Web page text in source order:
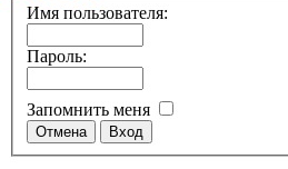
Имя пользователя:
Пароль:
Запомнить меня